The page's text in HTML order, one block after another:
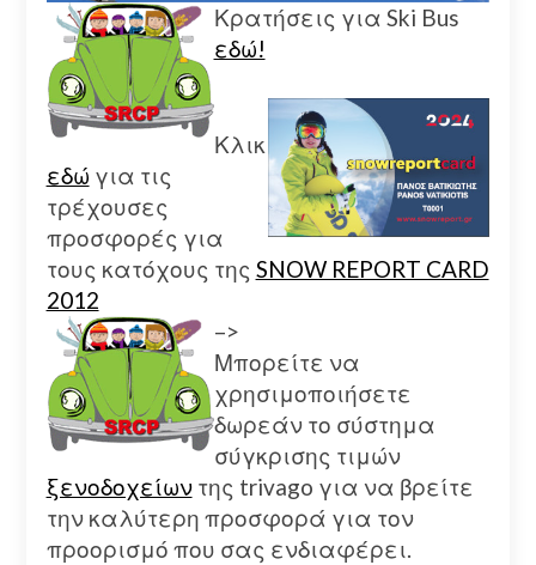
Κρατήσεις για Ski Bus
εδώ!
Κλικ
εδώ για τις
τρέχουσες
προσφορές για
τους κατόχους της SNOW REPORT CARD
2012
–>
Μπορείτε να
χρησιμοποιήσετε
δωρεάν το σύστημα
σύγκρισης τιμών
ξενοδοχείωντης trivago για να βρείτε
την καλύτερη προσφορά για τον
προορισμό που σας ενδιαφέρει.